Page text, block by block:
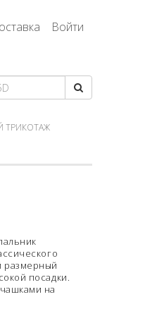
Войти
ТРИКОТАЖ
размерный
посадки.
на